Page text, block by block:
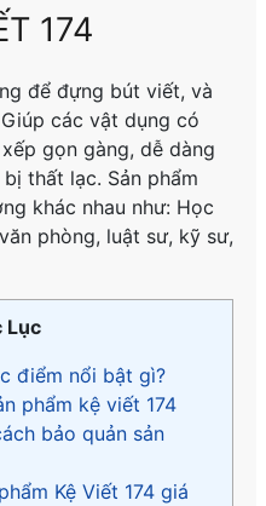
174
để đựng bút viết, và
các vật dụng có
gọn gàng, dễ dàng
thất lạc. Sản phẩm
khác nhau như: Học
phòng, luật sư, kỹ sư,
Lục
điểm nổi bật gì?
phẩm kệ viết 174
bảo quản sản
Kệ Viết 174 giá